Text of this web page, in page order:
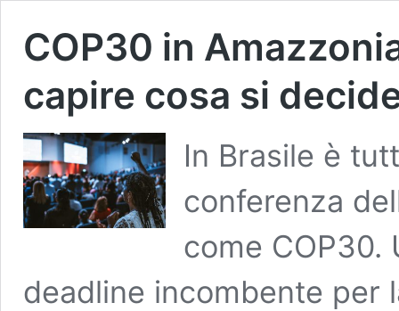
COP30 in
capire cosa si
In Brasile è
conferenza
come COP30.
deadline incombente per